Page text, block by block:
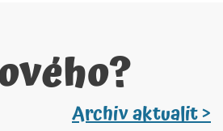
Archiv aktualit >